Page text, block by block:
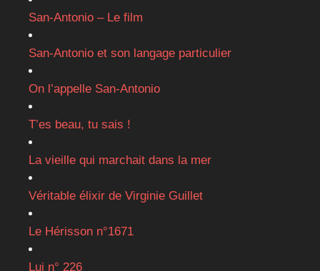
San-Antonio – Le film
San-Antonio et son langage particulier
On l’appelle San-Antonio
T’es beau, tu sais !
La vieille qui marchait dans la mer
Véritable élixir de Virginie Guillet
Le Hérisson n°1671
Lui n° 226